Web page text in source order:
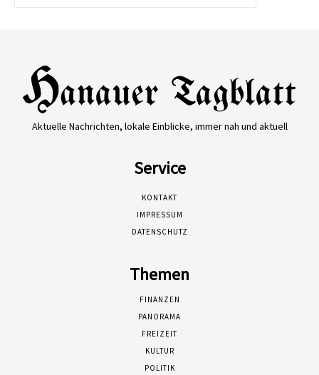
Aktuelle Nachrichten, lokale Einblicke, immer nah und aktuell
Service
KONTAKT
IMPRESSUM
DATENSCHUTZ
Themen
FINANZEN
PANORAMA
FREIZEIT
KULTUR
POLITIK